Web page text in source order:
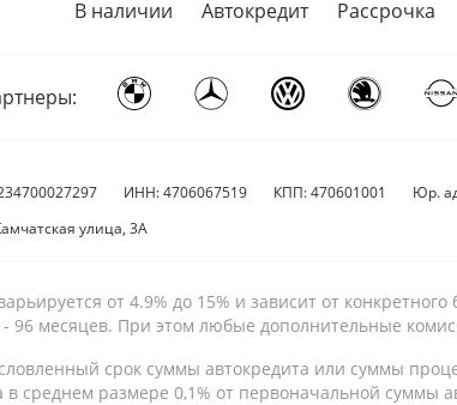
В наличии Автокредит Рассрочка
ИНН: 4706067519 КПП: 470601001
Юр.
улица, 3А
варьируется от 4.9% до 15% и зависит от
96 месяцев. При этом любые дополнительные
срок суммы автокредита или суммы
среднем размере 0,1% от первоначальной